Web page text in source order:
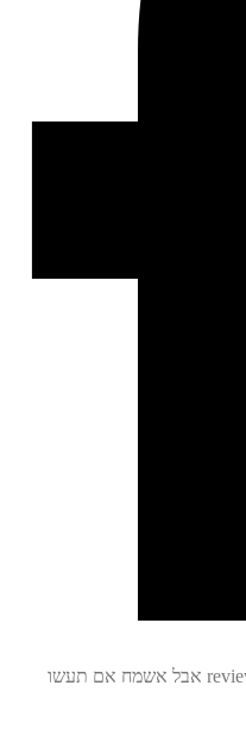
אני יודע שלא עשיתם למרה נוסטרום review אבל אשמח אם תעשו